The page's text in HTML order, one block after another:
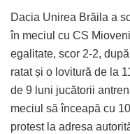
Dacia Unirea Brăila a
în meciul cu CS
egalitate, scor 2-2,
ratat și o lovitură de la
de 9 luni jucătorii
meciul să înceapă cu
protest la adresa